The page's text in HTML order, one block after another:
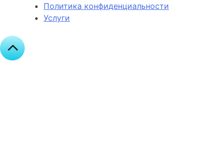
Политика конфиденциальности
Услуги